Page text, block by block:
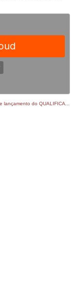
do QUALIFICA NAZARÉ